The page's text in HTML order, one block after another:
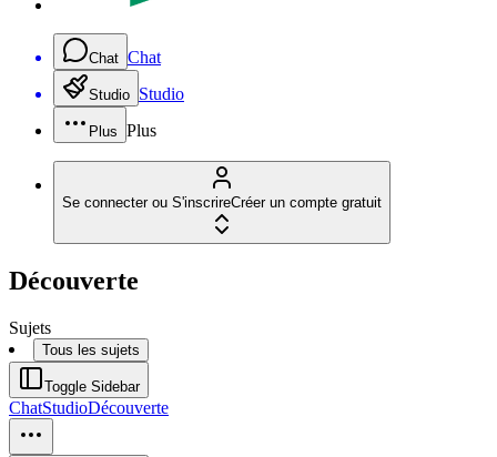
Chat Chat
Studio Studio
Plus Plus
Se connecter ou S'inscrireCréer un compte gratuit
Découverte
Sujets
Tous les sujets
Toggle Sidebar
ChatStudioDécouverte